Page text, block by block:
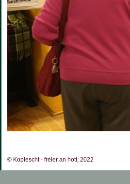
© Koplescht - fréier an hott, 2022